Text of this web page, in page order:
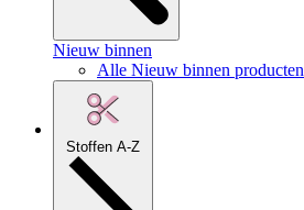
Nieuw binnen
Alle Nieuw binnen producten
Stoffen A-Z